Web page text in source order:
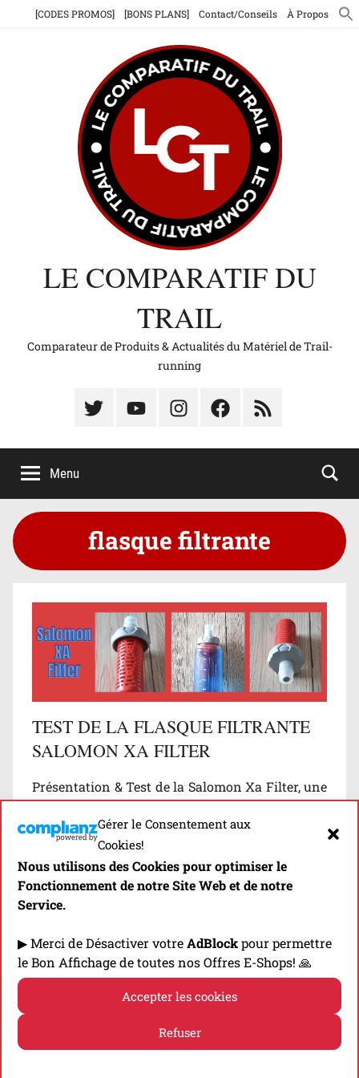
Gérer le Consentement aux
Cookies!
Nous utilisons des Cookies pour optimiser le
Fonctionnement de notre Site Web et de notre
Service.
▶ Merci de Désactiver votreAdBlockpour permettre
le Bon Affichage de toutes nos Offres E-Shops! 🙏
Accepter les cookies
Refuser
[CODES PROMOS] [BONS PLANS] Contact/Conseils À Propos
LE COMPARATIF DU
TRAIL
Comparateur de Produits & Actualités du Matériel de Trail-
running
Élément
menu
Élément
menu
Élément
menu
Élément
menu
Élément
menu
Menu
flasque filtrante
TEST DE LA FLASQUE FILTRANTE
SALOMON XA FILTER
Présentation & Test de la Salomon Xa Filter, une
aux athlètes en matière d’hydratation…
Découvrir
B
l
2 commentaires